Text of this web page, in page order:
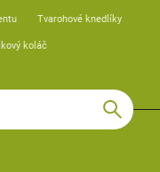
Tvarohové knedlíky
koláč